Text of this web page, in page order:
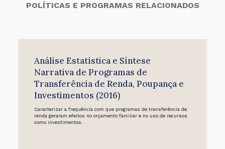
POLÍTICAS E PROGRAMAS RELACIONADOS
Análise Estatística e Síntese
Narrativa de Programas de
Transferência de Renda, Poupança e
Investimentos (2016)
Caracterizar a frequência com que programas de transferência de
renda geraram efeitos no orçamento familiar e no uso de recursos
como investimentos.